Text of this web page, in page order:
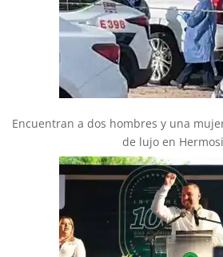
Encuentran a dos hombres y una
de lujo en